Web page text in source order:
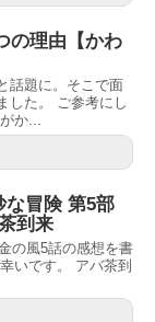
の理由【かわ
話題に。そこで面
した。 ご参考にし
か...
な冒険 第5部
到来
の風5話の感想を書
いです。 アバ茶到